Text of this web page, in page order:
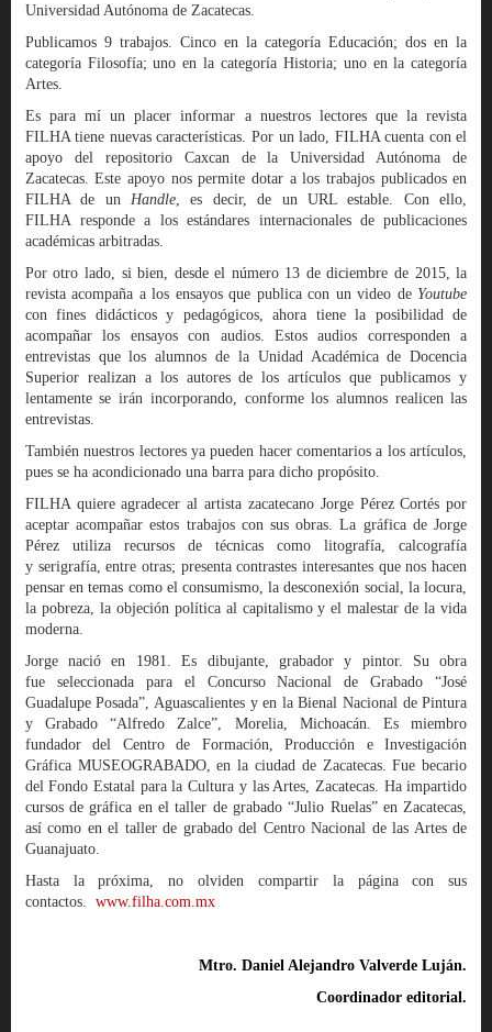
Universidad Autónoma de Zacatecas.
Publicamos 9 trabajos. Cinco en la categoría Educación; dos en la
categoría Filosofía; uno en la categoría Historia; uno en la categoría
Artes.
Es para mí un placer informar a nuestros lectores que la revista
FILHA tiene nuevas características. Por un lado, FILHA cuenta con el
apoyo del repositorio Caxcan de la Universidad Autónoma de
Zacatecas. Este apoyo nos permite dotar a los trabajos publicados en
FILHA de unHandle, es decir, de un URL estable. Con ello,
FILHA responde a los estándares internacionales de publicaciones
académicas arbitradas.
Por otro lado, si bien, desde el número 13 de diciembre de 2015, la
revista acompaña a los ensayos que publica con un video de Youtube
con fines didácticos y pedagógicos, ahora tiene la posibilidad de
acompañar los ensayos con audios. Estos audios corresponden a
entrevistas que los alumnos de la Unidad Académica de Docencia
Superior realizan a los autores de los artículos que publicamos y
lentamente se irán incorporando, conforme los alumnos realicen las
entrevistas.
También nuestros lectores ya pueden hacer comentarios a los artículos,
pues se ha acondicionado una barra para dicho propósito.
FILHA quiere agradecer al artista zacatecano Jorge Pérez Cortés por
aceptar acompañar estos trabajos con sus obras. La gráfica de Jorge
Pérez utiliza recursos de técnicas como litografía, calcografía
y serigrafía, entre otras; presenta contrastes interesantes que nos hacen
pensar en temas como el consumismo, la desconexión social, la locura,
la pobreza, la objeción política al capitalismo y el malestar de la vida
moderna.
Jorge nació en 1981. Es dibujante, grabador y pintor. Su obra
fue seleccionada para el Concurso Nacional de Grabado “José
Guadalupe Posada”, Aguascalientes y en la Bienal Nacional de Pintura
y Grabado “Alfredo Zalce”, Morelia, Michoacán. Es miembro
fundador del Centro de Formación, Producción e Investigación
Gráfica MUSEOGRABADO, en la ciudad de Zacatecas. Fue becario
del Fondo Estatal para la Cultura y las Artes, Zacatecas. Ha impartido
cursos de gráfica en el taller de grabado “Julio Ruelas” en Zacatecas,
así como en el taller de grabado del Centro Nacional de las Artes de
Guanajuato.
Hasta la próxima, no olviden compartir la página con sus
contactos. www.filha.com.mx
Mtro. Daniel Alejandro Valverde Luján.
Coordinador editorial.